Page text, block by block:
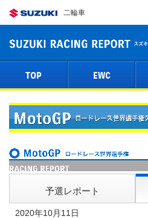
二輪車
TOP EWC
予選レポート
2020年10月11日